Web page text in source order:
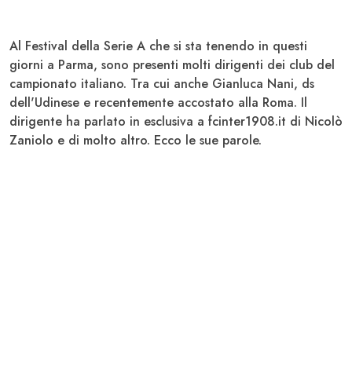
Al Festival della Serie A che si sta tenendo in questi
giorni a Parma, sono presenti molti dirigenti dei club del
campionato italiano. Tra cui anche Gianluca Nani, ds
dell'Udinese e recentemente accostato alla Roma. Il
dirigente ha parlato in esclusiva a fcinter1908.it di Nicolò
Zaniolo e di molto altro. Ecco le sue parole.